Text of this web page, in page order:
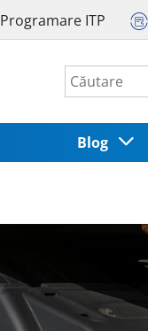
Programare ITP
Blog